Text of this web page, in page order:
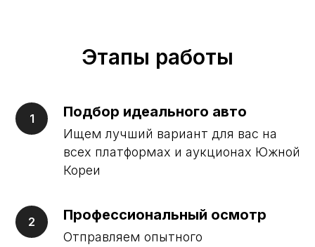
Этапы работы
Подбор идеального авто
Ищем лучший вариант для вас на
всех платформах и аукционах Южной
Кореи
Профессиональный осмотр
Отправляем опытного
ОТ 7 ДНЕЙ
СРОК ДОСТАВКИ АВТО
С МОМЕНТА ВЫКУПА